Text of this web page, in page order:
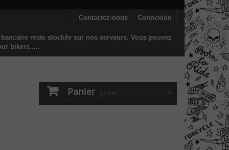
Connexion
Contactez-nous
reste stockée sur nos serveurs. Vous pouvez
bikers.....
Panier (vide)